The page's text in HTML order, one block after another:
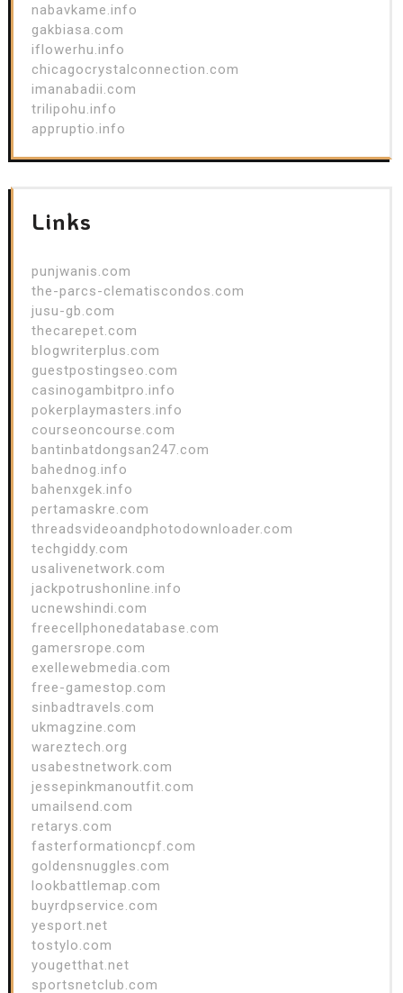
nabavkame.info
gakbiasa.com
iflowerhu.info
chicagocrystalconnection.com
imanabadii.com
trilipohu.info
appruptio.info
Links
punjwanis.com
the-parcs-clematiscondos.com
jusu-gb.com
thecarepet.com
blogwriterplus.com
guestpostingseo.com
casinogambitpro.info
pokerplaymasters.info
courseoncourse.com
bantinbatdongsan247.com
bahednog.info
bahenxgek.info
pertamaskre.com
threadsvideoandphotodownloader.com
techgiddy.com
usalivenetwork.com
jackpotrushonline.info
ucnewshindi.com
freecellphonedatabase.com
gamersrope.com
exellewebmedia.com
free-gamestop.com
sinbadtravels.com
ukmagzine.com
wareztech.org
usabestnetwork.com
jessepinkmanoutfit.com
umailsend.com
retarys.com
fasterformationcpf.com
goldensnuggles.com
lookbattlemap.com
buyrdpservice.com
yesport.net
tostylo.com
yougetthat.net
sportsnetclub.com